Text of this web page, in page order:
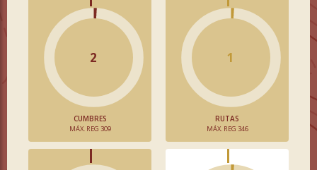
2
CUMBRES
MÁX. REG 309
1
RUTAS
MÁX. REG 346